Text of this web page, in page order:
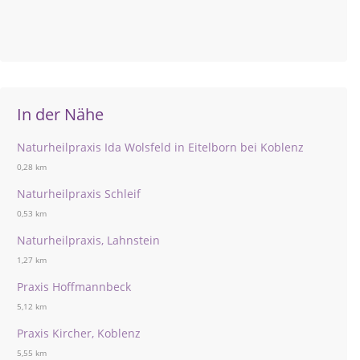
In der Nähe
Naturheilpraxis Ida Wolsfeld in Eitelborn bei Koblenz
0,28 km
Naturheilpraxis Schleif
0,53 km
Naturheilpraxis, Lahnstein
1,27 km
Praxis Hoffmannbeck
5,12 km
Praxis Kircher, Koblenz
5,55 km